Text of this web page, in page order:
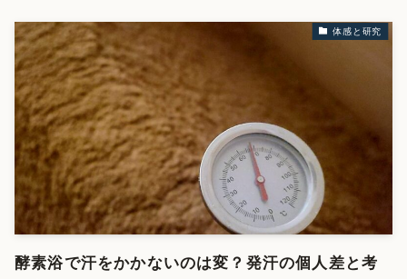
体感と研究
酵素浴で汗をかかないのは変？発汗の個人差と考